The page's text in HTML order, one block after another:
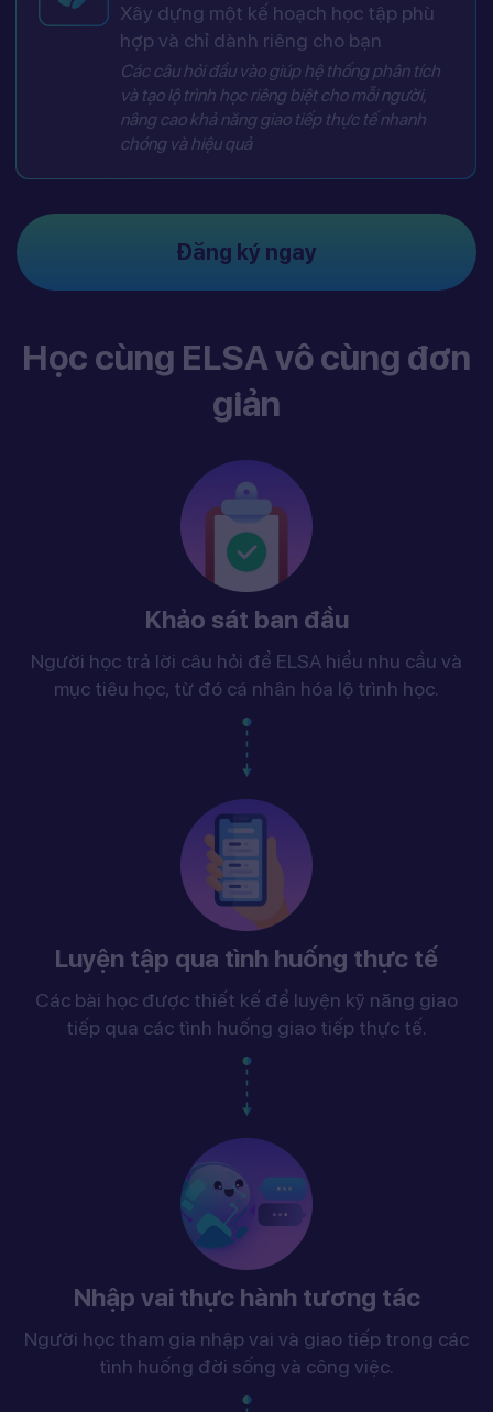
Xây dựng một kế hoạch học tập phù
hợp và chỉ dành riêng cho bạn
Các câu hỏi đầu vào giúp hệ thống phân tích
và tạo lộ trình học riêng biệt cho mỗi người,
nâng cao khả năng giao tiếp thực tế nhanh
chóng và hiệu quả
Đăng ký ngay
Học cùng ELSA vô cùng đơn
giản
Khảo sát ban đầu
Người học trả lời câu hỏi để ELSA hiểu nhu cầu và
mục tiêu học, từ đó cá nhân hóa lộ trình học.
Luyện tập qua tình huống thực tế
Các bài học được thiết kế để luyện kỹ năng giao
tiếp qua các tình huống giao tiếp thực tế.
Nhập vai thực hành tương tác
Người học tham gia nhập vai và giao tiếp trong các
tình huống đời sống và công việc.